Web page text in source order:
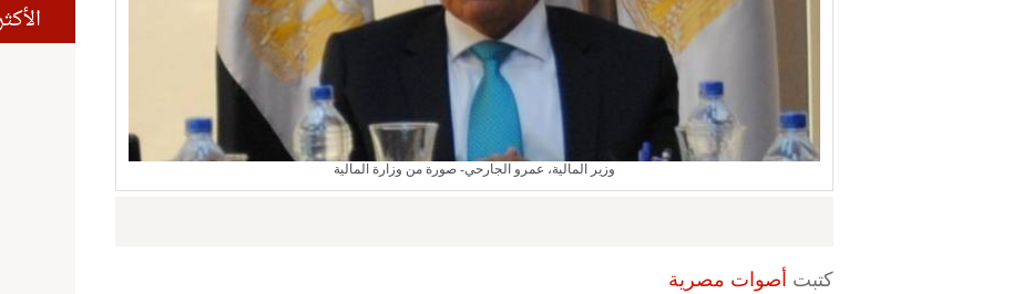
وزير المالية، عمرو الجارحي- صورة من وزارة المالية
كتبت أصوات مصرية